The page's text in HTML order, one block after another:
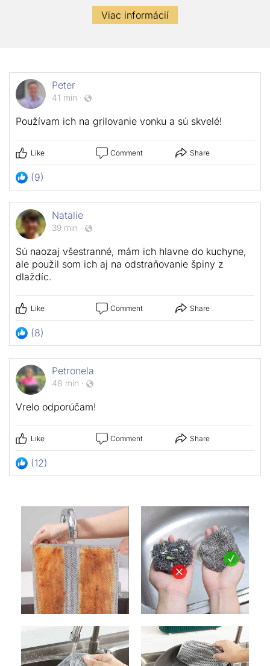
Viac informácií
Peter
41 min ·
Používam ich na grilovanie vonku a sú skvelé!
Like Comment Share
(9)
Natalie
39 min ·
Sú naozaj všestranné, mám ich hlavne do kuchyne,
ale použil som ich aj na odstraňovanie špiny z
dlaždíc.
Like Comment Share
(8)
Petronela
48 min ·
Vrelo odporúčam!
Like Comment Share
(12)